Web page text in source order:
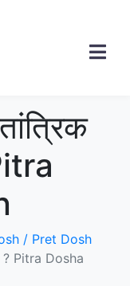
/ Pret Dosh
? Pitra Dosha